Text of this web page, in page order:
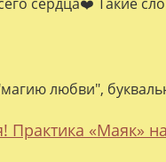
любви",
Практика «Маяк»